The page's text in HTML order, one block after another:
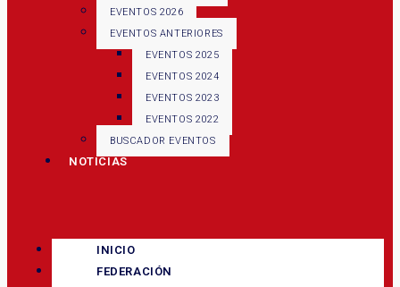
EVENTOS 2026
EVENTOS ANTERIORES
EVENTOS 2025
EVENTOS 2024
EVENTOS 2023
EVENTOS 2022
BUSCADOR EVENTOS
NOTICIAS
INICIO
FEDERACIÓN